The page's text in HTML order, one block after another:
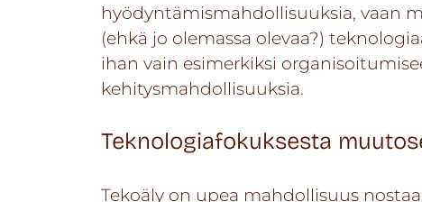
hyödyntämismahdollisuuksia, vaan
(ehkä jo olemassa olevaa?)
ihan vain esimerkiksi
kehitysmahdollisuuksia.
Teknologiafokuksesta
Tekoäly on upea mahdollisuus